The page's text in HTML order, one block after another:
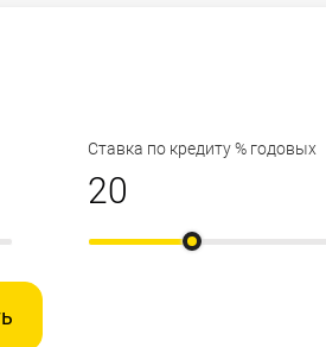
Ставка по кредиту % годовых